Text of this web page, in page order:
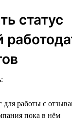
статус
работы с
пока в нём